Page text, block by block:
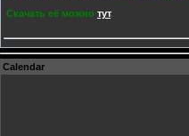
Скачать её можно тут.
Calendar